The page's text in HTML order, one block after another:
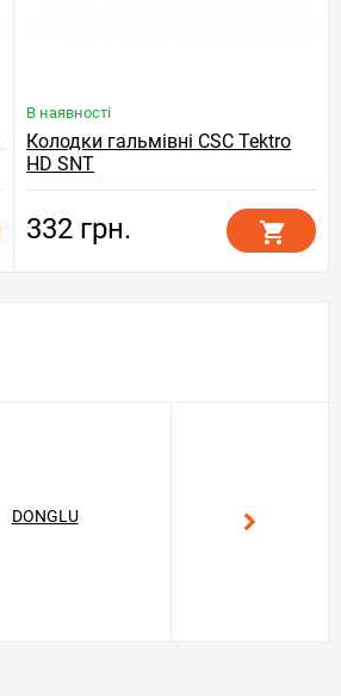
В наявності
Колодки гальмівні CSC Tektro
HD SNT
332 грн.
DONGLU